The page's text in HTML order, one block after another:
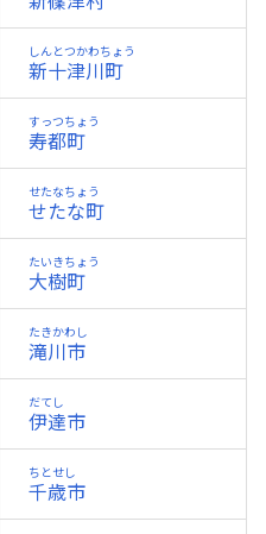
新十津川町
しんとつかわちょう
寿都町
すっつちょう
せたな町
せたなちょう
大樹町
たいきちょう
滝川市
たきかわし
伊達市
だてし
千歳市
ちとせし